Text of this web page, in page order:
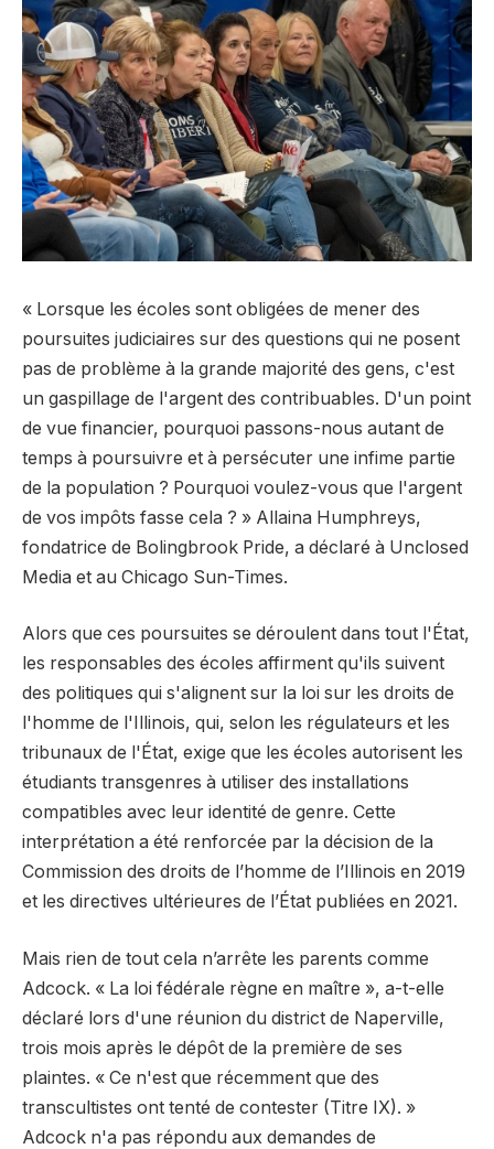
« Lorsque les écoles sont obligées de mener des
poursuites judiciaires sur des questions qui ne posent
pas de problème à la grande majorité des gens, c'est
un gaspillage de l'argent des contribuables. D'un point
de vue financier, pourquoi passons-nous autant de
temps à poursuivre et à persécuter une infime partie
de la population ? Pourquoi voulez-vous que l'argent
de vos impôts fasse cela ? » Allaina Humphreys,
fondatrice de Bolingbrook Pride, a déclaré à Unclosed
Media et au Chicago Sun-Times.
Alors que ces poursuites se déroulent dans tout l'État,
les responsables des écoles affirment qu'ils suivent
des politiques qui s'alignent sur la loi sur les droits de
l'homme de l'Illinois, qui, selon les régulateurs et les
tribunaux de l'État, exige que les écoles autorisent les
étudiants transgenres à utiliser des installations
compatibles avec leur identité de genre. Cette
interprétation a été renforcée par la décision de la
Commission des droits de l’homme de l’Illinois en 2019
et les directives ultérieures de l’État publiées en 2021.
Mais rien de tout cela n’arrête les parents comme
Adcock. « La loi fédérale règne en maître », a-t-elle
déclaré lors d'une réunion du district de Naperville,
trois mois après le dépôt de la première de ses
plaintes. « Ce n'est que récemment que des
transcultistes ont tenté de contester (Titre IX). »
Adcock n'a pas répondu aux demandes de